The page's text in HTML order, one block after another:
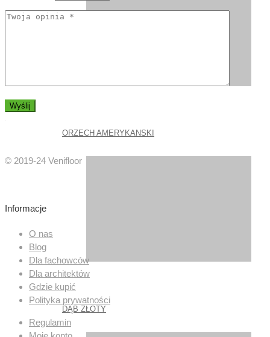
ORZECH AMERYKANSKI
DĄB ZŁOTY
© 2019-24 Venifloor
Informacje
O nas
Blog
Dla fachowców
Dla architektów
Gdzie kupić
Polityka prywatności
Regulamin